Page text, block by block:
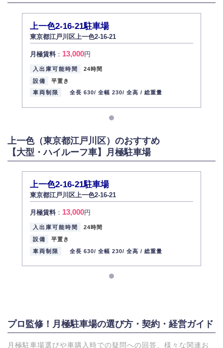
上一色2-16-21駐車場
東京都江戸川区上一色2-16-21
月極賃料： 13,000円
入出庫可能時間
24時間
設備
平置き
車両制限
全長 630/ 全幅 230/ 全高 / 総重量
上一色（東京都江戸川区）のおすすめ
【大型・ハイルーフ車】月極駐車場
上一色2-16-21駐車場
東京都江戸川区上一色2-16-21
月極賃料： 13,000円
入出庫可能時間
24時間
設備
平置き
車両制限
全長 630/ 全幅 230/ 全高 / 総重量
プロ監修！月極駐車場の選び方・契約・経営ガイド
月極駐車場選びや車購入時での疑問への回答、様々な関連お